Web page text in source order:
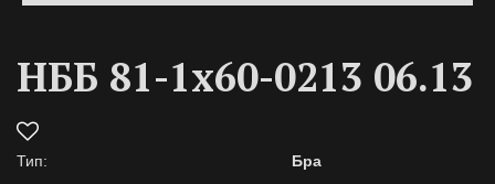
НББ 81-1х60-0213 06.13
Тип:
Бра